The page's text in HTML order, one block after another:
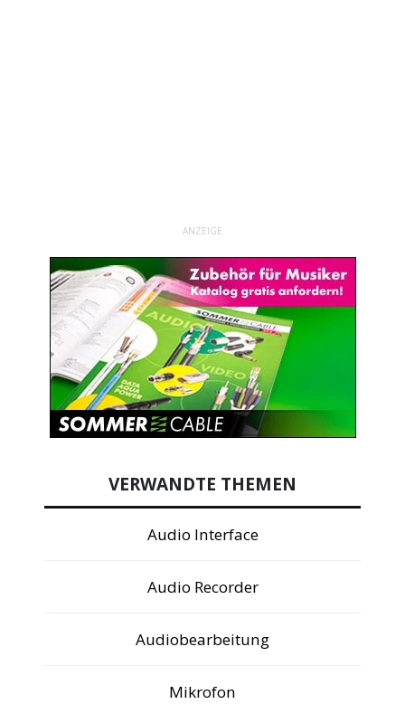
ANZEIGE
VERWANDTE THEMEN
Audio Interface
Audio Recorder
Audiobearbeitung
Mikrofon